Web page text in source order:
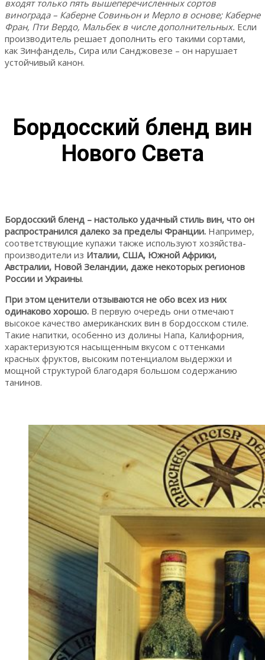
входят только пять вышеперечисленных сортов
винограда – Каберне Совиньон и Мерло в основе; Каберне
Фран, Пти Вердо, Мальбек в числе дополнительных. Если
производитель решает дополнить его такими сортами,
как Зинфандель, Сира или Санджовезе – он нарушает
устойчивый канон.
Бордосский бленд вин
Нового Света
Бордосский бленд – настолько удачный стиль вин, что он
распространился далеко за пределы Франции. Например,
соответствующие купажи также используют хозяйства-
производители из Италии, США, Южной Африки,
Австралии, Новой Зеландии, даже некоторых регионов
России и Украины.
При этом ценители отзываются не обо всех из них
одинаково хорошо. В первую очередь они отмечают
высокое качество американских вин в бордосском стиле.
Такие напитки, особенно из долины Напа, Калифорния,
характеризуются насыщенным вкусом с оттенками
красных фруктов, высоким потенциалом выдержки и
мощной структурой благодаря большом содержанию
танинов.